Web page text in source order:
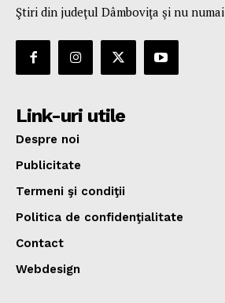
Ştiri din judeţul Dâmboviţa şi nu numai
Link-uri utile
Despre noi
Publicitate
Termeni şi condiţii
Politica de confidenţialitate
Contact
Webdesign